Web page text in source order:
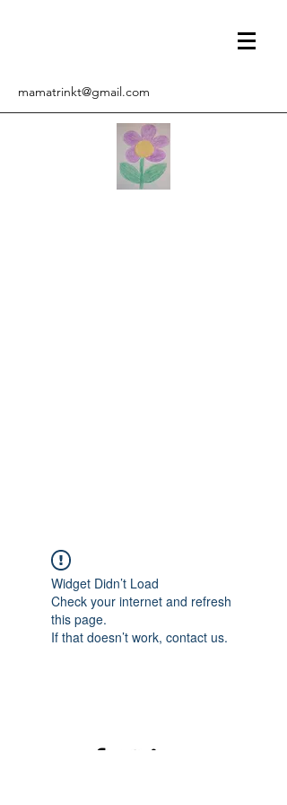
mamatrinkt@gmail.com
Widget Didn’t Load
Check your internet and refresh
this page.
If that doesn’t work, contact us.